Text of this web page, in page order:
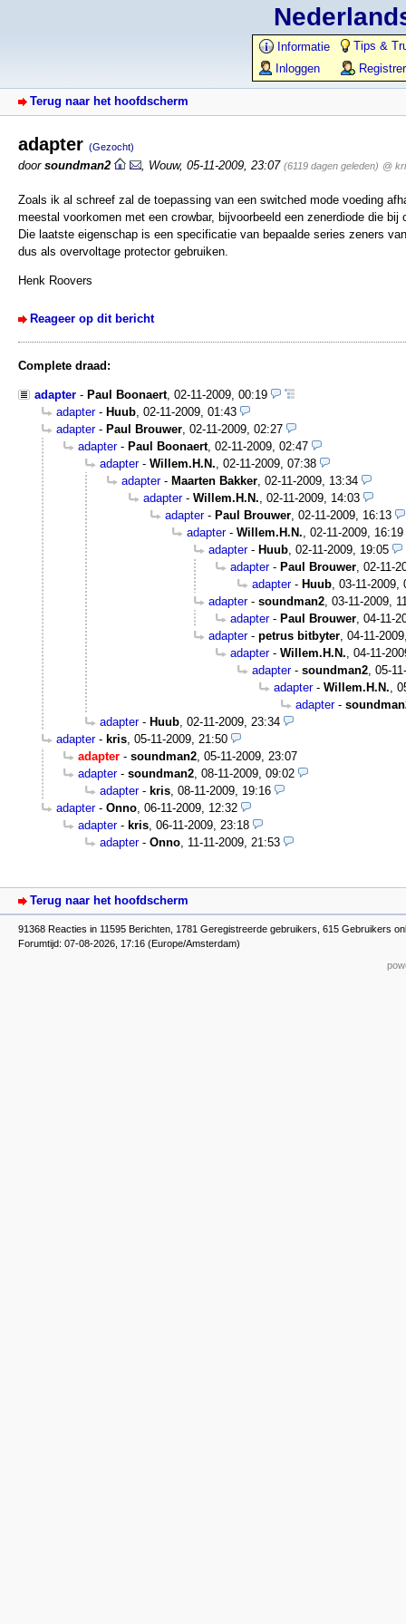
Informatie
Tips &
Inloggen
Terug naar het hoofdscherm
adapter (Gezocht)
door soundman2 Wouw, 05-11-2009, 23:07 (6119 dagen geleden) @
Zoals ik al schreef zal de toepassing van een switched mode voeding
meestal voorkomen met een crowbar, bijvoorbeeld een zenerdiode die
Die laatste eigenschap is een specificatie van bepaalde series zeners
dus als overvoltage protector gebruiken.
Henk Roovers
Reageer op dit bericht
Complete draad:
adapter - Paul Boonaert, 02-11-2009, 00:19
adapter- Huub, 02-11-2009, 01:43
adapter- Paul Brouwer, 02-11-2009, 02:27
adapter- Paul Boonaert, 02-11-2009, 02:47
adapter- Willem.H.N., 02-11-2009, 07:38
adapter- Maarten Bakker, 02-11-2009, 13:34
adapter- Willem.H.N., 02-11-2009, 14:03
adapter- Paul Brouwer, 02-11-2009, 16:13
adapter- Willem.H.N., 02-11-2009, 16:19
adapter- Huub, 02-11-2009, 19:05
adapter- Paul Brouwer, 02-11-
adapter- Huub, 03-11-2009,
adapter- soundman2, 03-11-2009,
adapter- Paul Brouwer, 04-11-
adapter- petrus bitbyter, 04-11-
adapter- Willem.H.N., 04-11-
adapter- soundman2, 05-
adapter- Willem.H.N.,
adapter-
adapter- Huub, 02-11-2009, 23:34
adapter- kris, 05-11-2009, 21:50
adapter - soundman2, 05-11-2009, 23:07
adapter- soundman2, 08-11-2009, 09:02
adapter- kris, 08-11-2009, 19:16
adapter- Onno, 06-11-2009, 12:32
adapter- kris, 06-11-2009, 23:18
adapter- Onno, 11-11-2009, 21:53
Terug naar het hoofdscherm
91368 Reacties in 11595 Berichten, 1781 Geregistreerde gebruikers, 615 Gebruikers
Forumtijd: 07-08-2026, 17:16 (Europe/Amsterdam)